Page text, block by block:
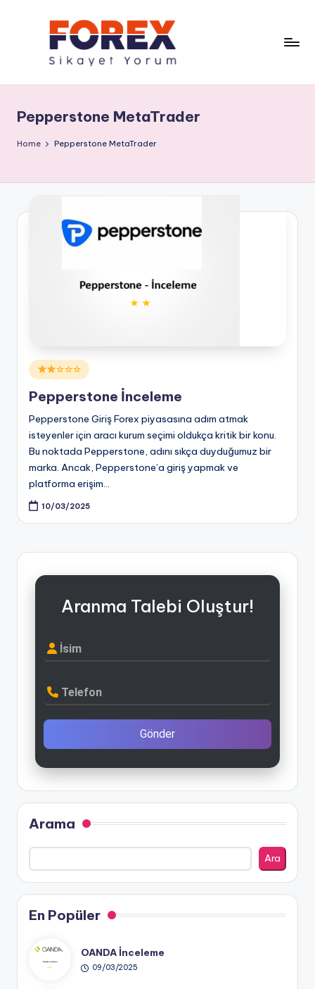
Pepperstone MetaTrader
Home Pepperstone MetaTrader
Posted
in
☆☆☆
Pepperstone İnceleme
Pepperstone Giriş Forex piyasasına adım atmak
isteyenler için aracı kurum seçimi oldukça kritik bir konu.
Bu noktada Pepperstone, adını sıkça duyduğumuz bir
marka. Ancak, Pepperstone’a giriş yapmak ve
platforma erişim…
10/03/2025
Aranma Talebi Oluştur!
İsim
Telefon
Gönder
Arama
Ara
En Popüler
OANDA İnceleme
09/03/2025